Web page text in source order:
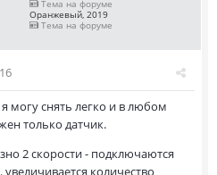
Тема на форуме
Оранжевый, 2019
Тема на форуме
могу снять легко и в любом
только датчик.
2 скорости - подключаются
количество